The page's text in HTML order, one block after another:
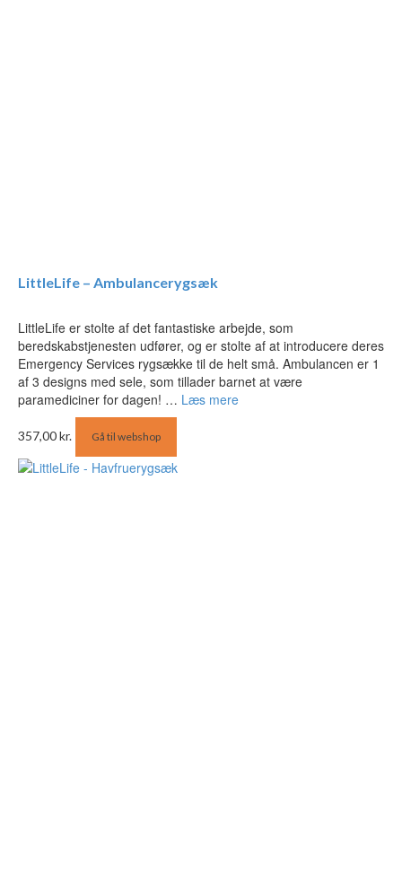
LittleLife – Ambulancerygsæk
LittleLife er stolte af det fantastiske arbejde, som
beredskabstjenesten udfører, og er stolte af at introducere deres
Emergency Services rygsække til de helt små. Ambulancen er 1
af 3 designs med sele, som tillader barnet at være
paramediciner for dagen! … Læs mere
357,00kr. Gå til webshop